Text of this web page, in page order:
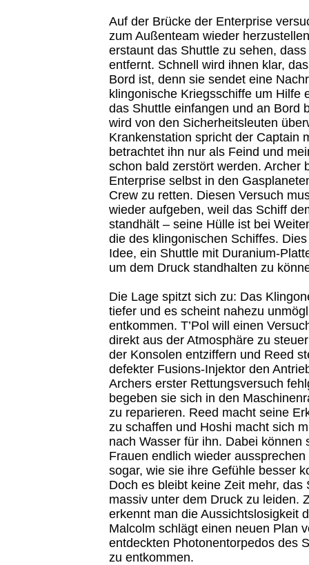
Auf der Brücke der Enterprise
zum Außenteam wieder
erstaunt das Shuttle zu sehen,
entfernt. Schnell wird ihnen klar,
Bord ist, denn sie sendet eine
klingonische Kriegsschiffe um Hilfe
das Shuttle einfangen und an Bord
wird von den Sicherheitsleuten
Krankenstation spricht der Captain
betrachtet ihn nur als Feind und
schon bald zerstört werden. Archer
Enterprise selbst in den
Crew zu retten. Diesen Versuch
wieder aufgeben, weil das Schiff
standhält – seine Hülle ist bei
die des klingonischen Schiffes.
Idee, ein Shuttle mit Duranium-
um dem Druck standhalten zu
Die Lage spitzt sich zu: Das
tiefer und es scheint nahezu
entkommen. T’Pol will einen
direkt aus der Atmosphäre zu
der Konsolen entziffern und Reed
defekter Fusions-Injektor den
Archers erster Rettungsversuch
begeben sie sich in den
zu reparieren. Reed macht seine
zu schaffen und Hoshi macht sich
nach Wasser für ihn. Dabei können
Frauen endlich wieder aussprechen
sogar, wie sie ihre Gefühle besser
Doch es bleibt keine Zeit mehr, das
massiv unter dem Druck zu leiden.
erkennt man die Aussichtslosigkeit
Malcolm schlägt einen neuen Plan
entdeckten Photonentorpedos des
zu entkommen.